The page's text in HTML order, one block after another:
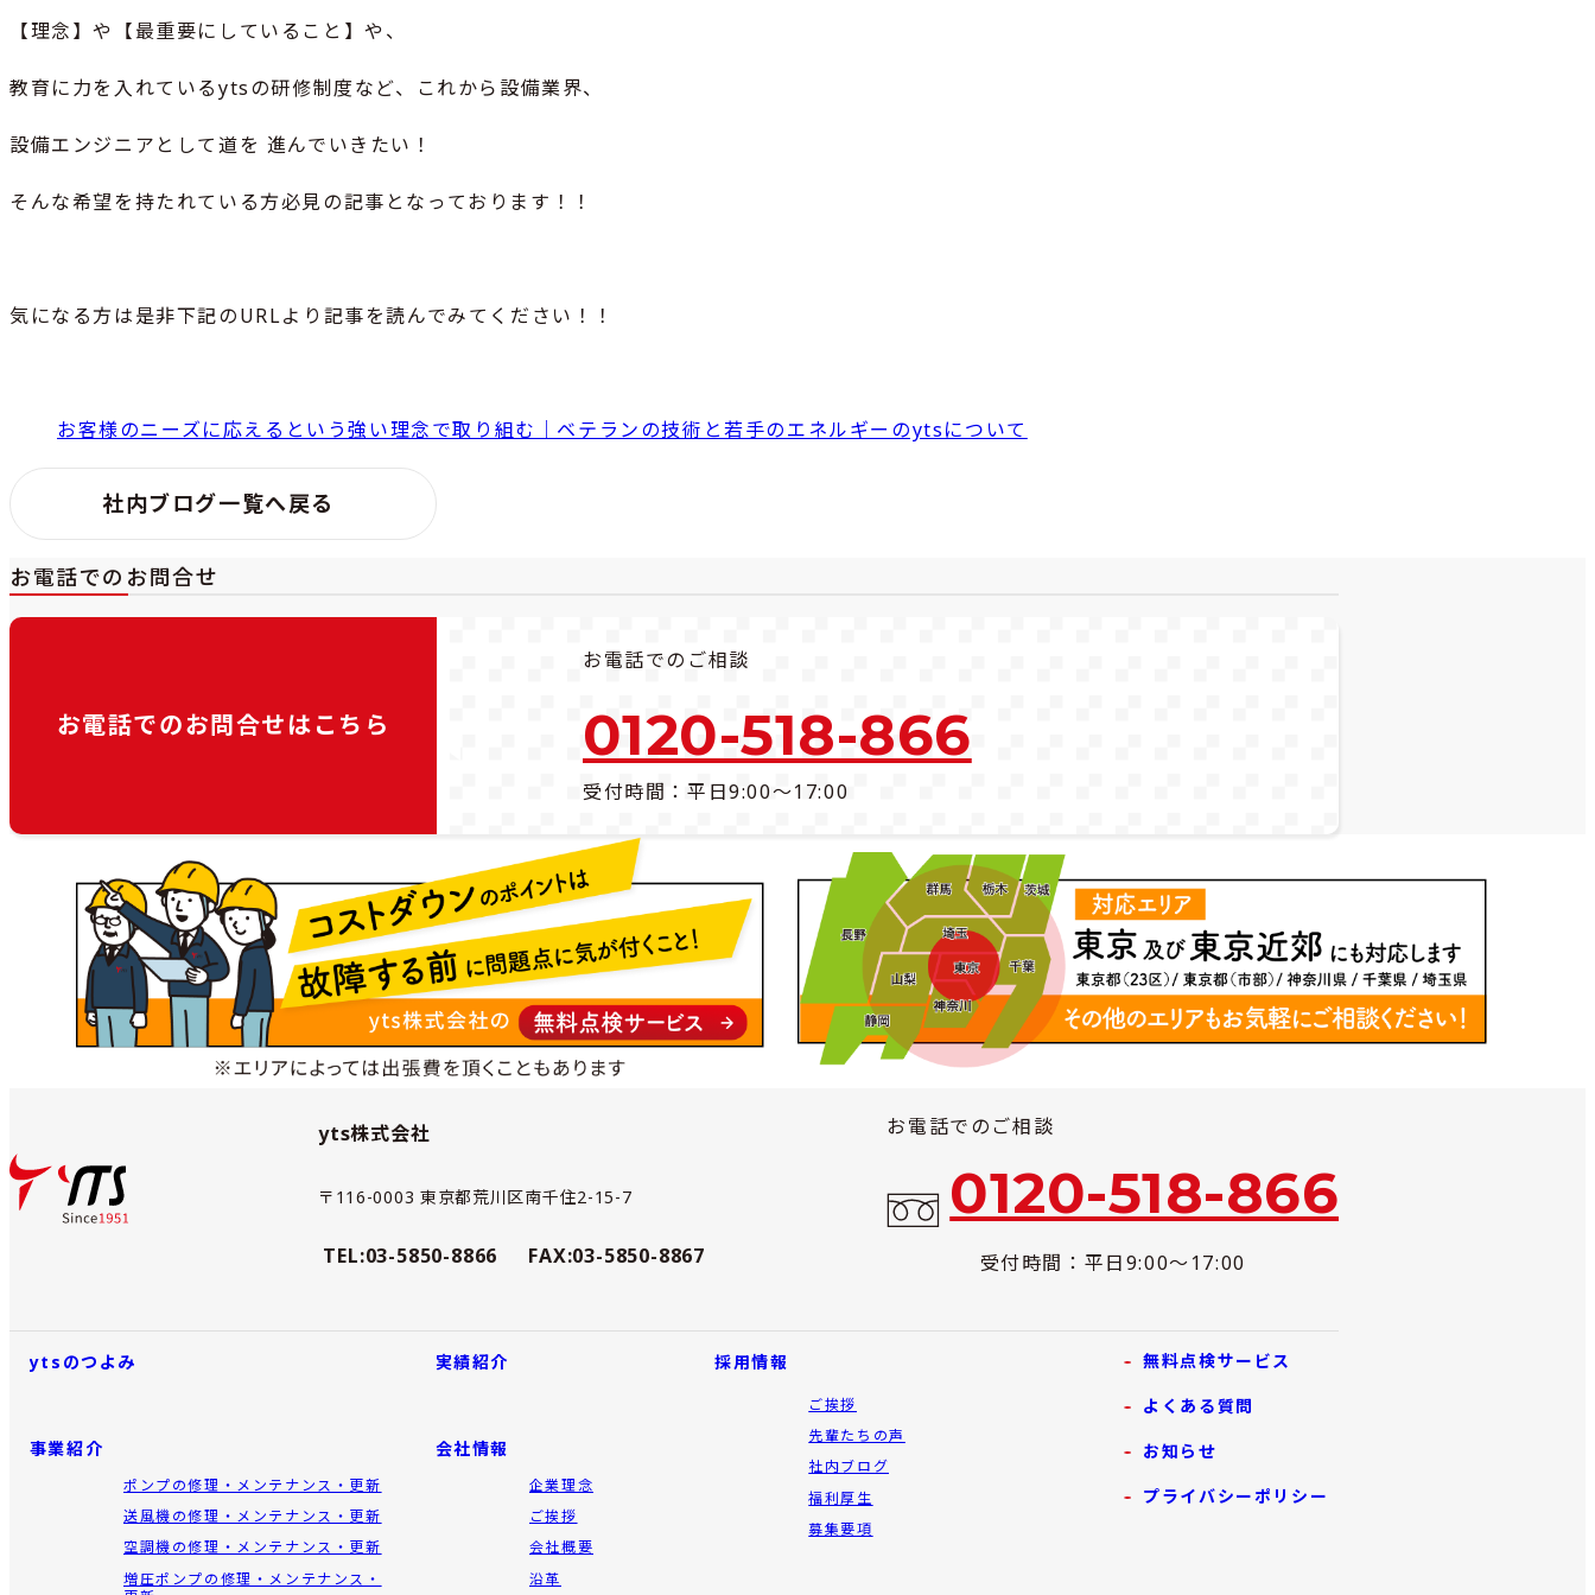
【理念】や【最重要にしていること】や、
教育に力を入れているytsの研修制度など、これから設備業界、
設備エンジニアとして道を 進んでいきたい！
そんな希望を持たれている方必見の記事となっております！！
気になる方は是非下記のURLより記事を読んでみてください！！
お客様のニーズに応えるという強い理念で取り組む｜ベテランの技術と若手のエネルギーのytsについて
社内ブログ一覧へ戻る
お電話でのお問合せ
お電話でのお問合せはこちら
お電話でのご相談
0120-518-866
受付時間：平日9:00～17:00
yts株式会社
〒116-0003 東京都荒川区南千住2-15-7
TEL:03-5850-8866 FAX:03-5850-8867
お電話でのご相談
0120-518-866
受付時間：平日9:00～17:00
ytsのつよみ
事業紹介
ポンプの修理・メンテナンス・更新
送風機の修理・メンテナンス・更新
空調機の修理・メンテナンス・更新
増圧ポンプの修理・メンテナンス・
実績紹介
会社情報
企業理念
ご挨拶
会社概要
沿革
採用情報
ご挨拶
先輩たちの声
社内ブログ
福利厚生
募集要項
無料点検サービス
よくある質問
お知らせ
プライバシーポリシー